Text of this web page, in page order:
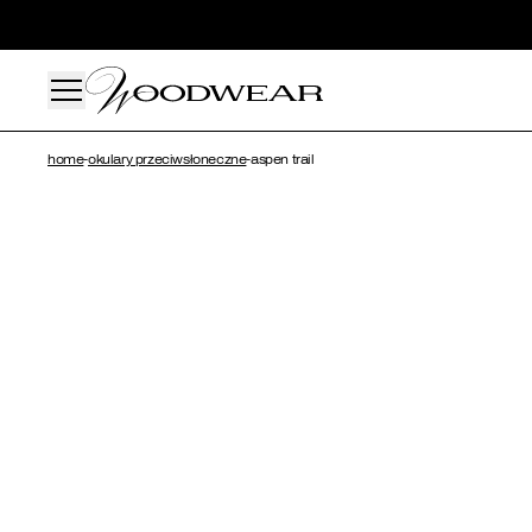
home-okulary przeciwsłoneczne-aspen trail